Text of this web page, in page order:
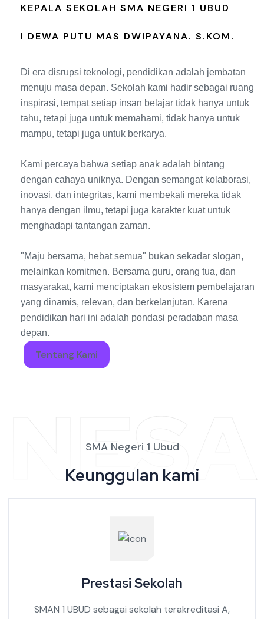
KEPALA SEKOLAH SMA NEGERI 1 UBUD
I DEWA PUTU MAS DWIPAYANA. S.KOM.
Di era disrupsi teknologi, pendidikan adalah jembatan
menuju masa depan. Sekolah kami hadir sebagai ruang
inspirasi, tempat setiap insan belajar tidak hanya untuk
tahu, tetapi juga untuk memahami, tidak hanya untuk
mampu, tetapi juga untuk berkarya.
Kami percaya bahwa setiap anak adalah bintang
dengan cahaya uniknya. Dengan semangat kolaborasi,
inovasi, dan integritas, kami membekali mereka tidak
hanya dengan ilmu, tetapi juga karakter kuat untuk
menghadapi tantangan zaman.
"Maju bersama, hebat semua" bukan sekadar slogan,
melainkan komitmen. Bersama guru, orang tua, dan
masyarakat, kami menciptakan ekosistem pembelajaran
yang dinamis, relevan, dan berkelanjutan. Karena
pendidikan hari ini adalah pondasi peradaban masa
depan.
Tentang Kami
SMA Negeri 1 Ubud
NESA
Keunggulan kami
Prestasi Sekolah
SMAN 1 UBUD sebagai sekolah terakreditasi A,